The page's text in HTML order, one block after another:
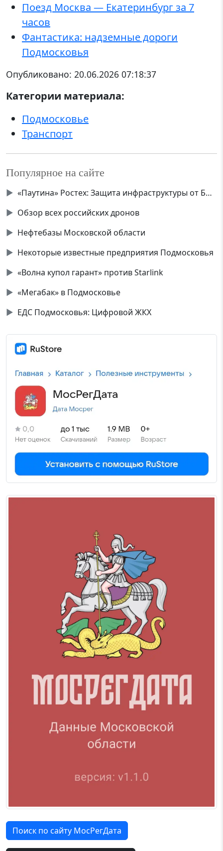
Поезд Москва — Екатеринбург за 7
часов
Фантастика: надземные дороги
Подмосковья
Опубликовано: 20.06.2026 07:18:37
Категории материала:
Подмосковье
Транспорт
Популярное на сайте
▶
«Паутина» Ростех: Защита инфраструктуры от БПЛА
▶ Обзор всех российских дронов
▶ Нефтебазы Московской области
▶ Некоторые известные предприятия Подмосковья
▶ «Волна купол гарант» против Starlink
▶ «Мегабак» в Подмосковье
▶ ЕДС Подмосковья: Цифровой ЖКХ
Поиск по сайту МосРегДата